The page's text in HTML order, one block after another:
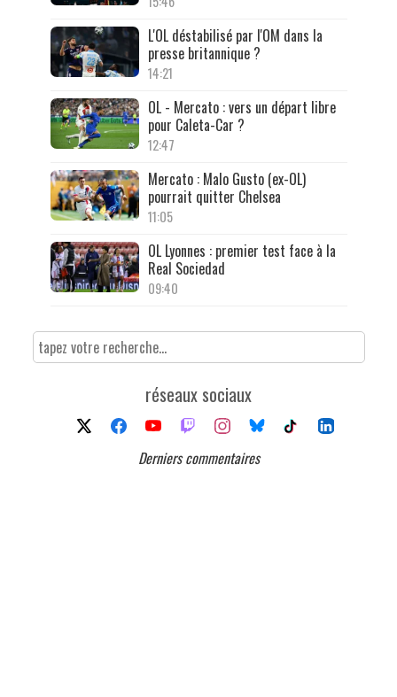
L'OL déstabilisé par l'OM dans la
presse britannique ?
14:21
OL - Mercato : vers un départ libre
pour Caleta-Car ?
12:47
Mercato : Malo Gusto (ex-OL)
pourrait quitter Chelsea
11:05
OL Lyonnes : premier test face à la
Real Sociedad
09:40
réseaux sociaux
Derniers commentaires